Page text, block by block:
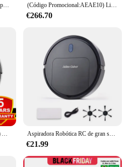
Mi-Robot aspirador con Control por voz, aspiradora automática con aplicación, barrido y fregado en húmedo, suelos, filtro HEPA, tanque de agua eléctrico (Código Promocional:AEAE10) Liectroux-Robot aspirador XR500, navegación láser, succión de 6500pa, mapa de varios pisos, en húmedo en forma de Y fregado, zona personalizada sin aplicación,
€266.70
Aspiradora Robótica RC de gran succión para el hogar, barredora de suelo inteligente para el hogar, fregona, Robot aspirador en seco y húmedo
€21.99